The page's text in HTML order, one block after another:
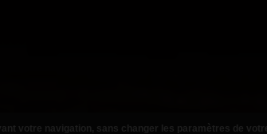
votre navigation, sans changer les paramètres de